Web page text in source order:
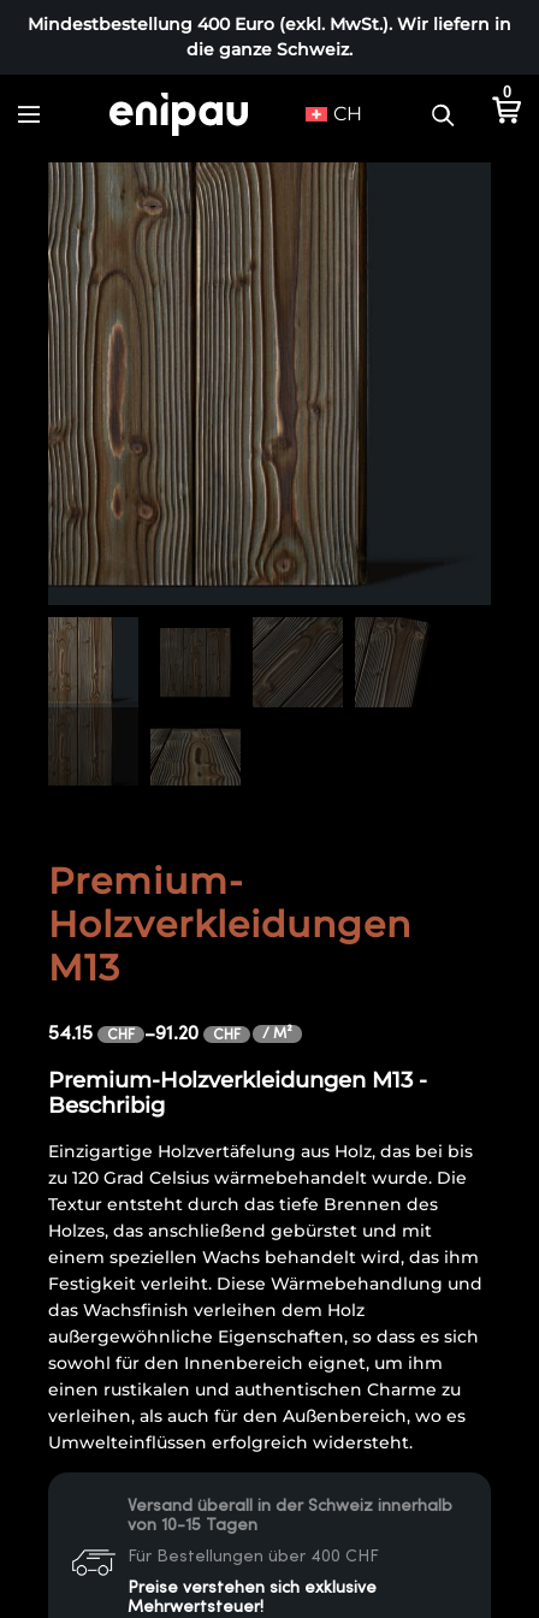
Mindestbestellung 400 Euro (exkl. MwSt.). Wir liefern in
die ganze Schweiz.
CH
0
Premium-
Holzverkleidungen
M13
54.15 CHF –91.20 CHF / M²
Premium-Holzverkleidungen M13 -
Beschribig
Einzigartige Holzvertäfelung aus Holz, das bei bis
zu 120 Grad Celsius wärmebehandelt wurde. Die
Textur entsteht durch das tiefe Brennen des
Holzes, das anschließend gebürstet und mit
einem speziellen Wachs behandelt wird, das ihm
Festigkeit verleiht. Diese Wärmebehandlung und
das Wachsfinish verleihen dem Holz
außergewöhnliche Eigenschaften, so dass es sich
sowohl für den Innenbereich eignet, um ihm
einen rustikalen und authentischen Charme zu
verleihen, als auch für den Außenbereich, wo es
Umwelteinflüssen erfolgreich widersteht.
Versand überall in der Schweiz innerhalb
von 10-15 Tagen
Für Bestellungen über 400 CHF
Preise verstehen sich exklusive
Mehrwertsteuer!